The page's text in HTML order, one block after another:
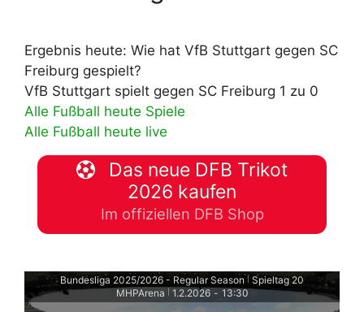
Ergebnis heute: Wie hat VfB Stuttgart gegen SC
Freiburg gespielt?
VfB Stuttgart spielt gegen SC Freiburg 1 zu 0
Alle Fußball heute Spiele
Alle Fußball heute live
Das neue DFB Trikot
2026 kaufen
Im offiziellen DFB Shop
Bundesliga 2025/2026 - Regular Season Spieltag 20
MHPArena
1.2.2026 - 13:30